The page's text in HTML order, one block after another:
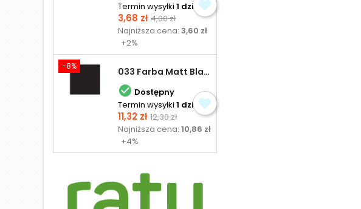
Termin wysyłki 1 dzień
Cena
3,68 zł Cena
podstawowa
4,00 zł
Najniższa cena:3,60 zł
+2%
-8% 033 Farba Matt Black - olejna
 Dostępny
Termin wysyłki 1 dzień
Cena
11,32 zł Cena
podstawowa
12,30 zł
Najniższa cena:10,86 zł
+4%